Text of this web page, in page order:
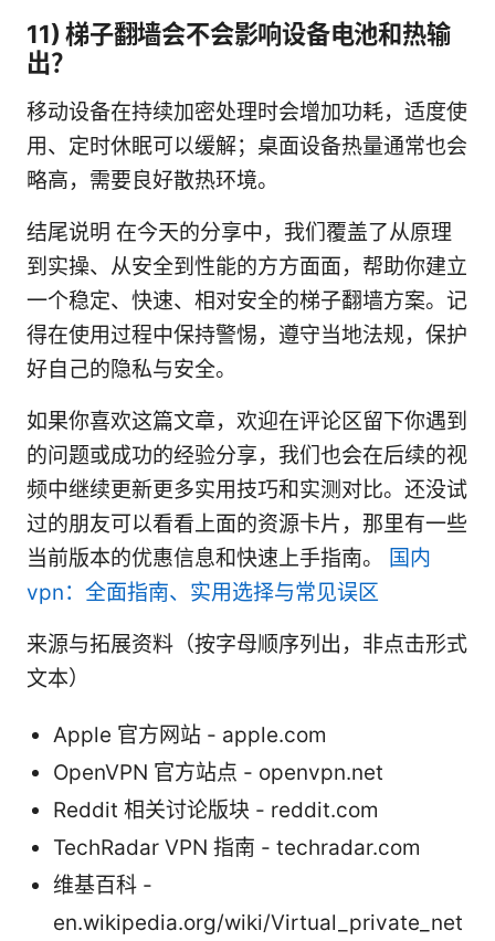
11) 梯子翻墙会不会影响设备电池和热输
出？
移动设备在持续加密处理时会增加功耗，适度使
用、定时休眠可以缓解；桌面设备热量通常也会
略高，需要良好散热环境。
结尾说明 在今天的分享中，我们覆盖了从原理
到实操、从安全到性能的方方面面，帮助你建立
一个稳定、快速、相对安全的梯子翻墙方案。记
得在使用过程中保持警惕，遵守当地法规，保护
好自己的隐私与安全。
如果你喜欢这篇文章，欢迎在评论区留下你遇到
的问题或成功的经验分享，我们也会在后续的视
频中继续更新更多实用技巧和实测对比。还没试
过的朋友可以看看上面的资源卡片，那里有一些
当前版本的优惠信息和快速上手指南。
国内
vpn：全面指南、实用选择与常见误区
来源与拓展资料（按字母顺序列出，非点击形式
文本）
Apple 官方网站 - apple.com
OpenVPN 官方站点 - openvpn.net
Reddit 相关讨论版块 - reddit.com
TechRadar VPN 指南 - techradar.com
维基百科 -
en.wikipedia.org/wiki/Virtual_private_net